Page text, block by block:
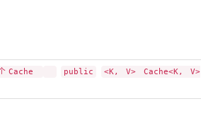
Cache public
<K, V> Cache<K, V>